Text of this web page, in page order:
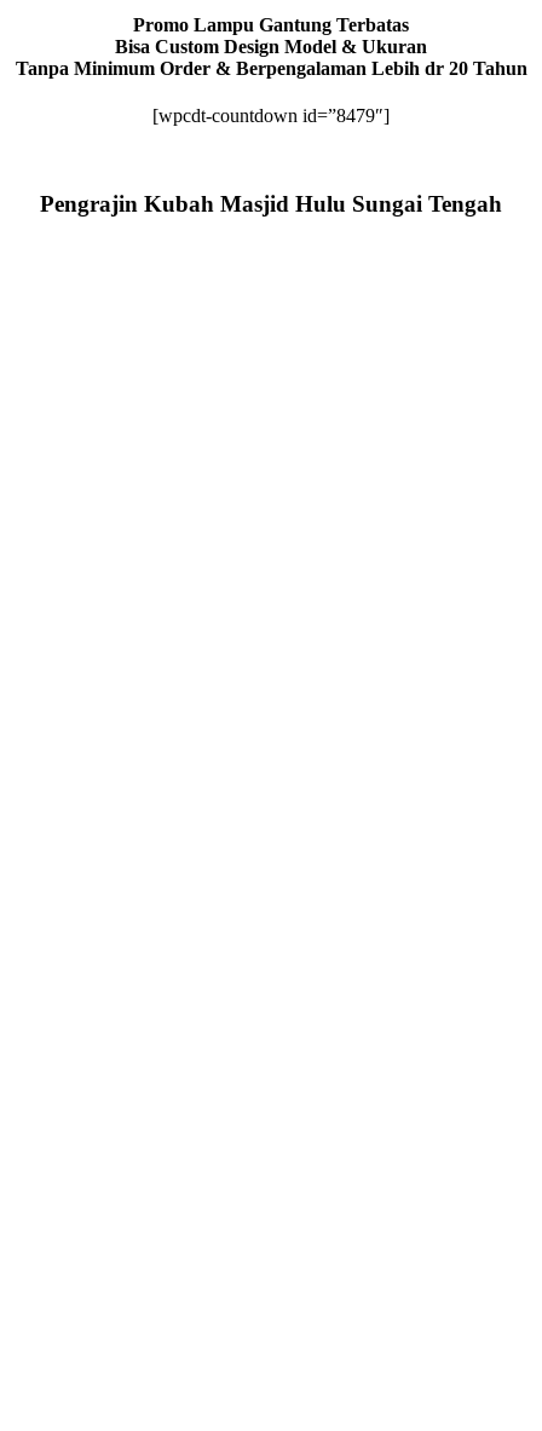
Promo Lampu Gantung Terbatas
Bisa Custom Design Model & Ukuran
Tanpa Minimum Order & Berpengalaman Lebih dr 20 Tahun
[wpcdt-countdown id=”8479″]
Pengrajin Kubah Masjid Hulu Sungai Tengah